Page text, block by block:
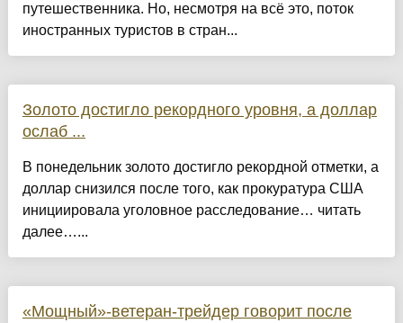
путешественника. Но, несмотря на всё это, поток
иностранных туристов в стран...
Золото достигло рекордного уровня, а доллар
ослаб ...
В понедельник золото достигло рекордной отметки, а
доллар снизился после того, как прокуратура США
инициировала уголовное расследование… читать
далее…...
«Мощный»-ветеран-трейдер говорит после